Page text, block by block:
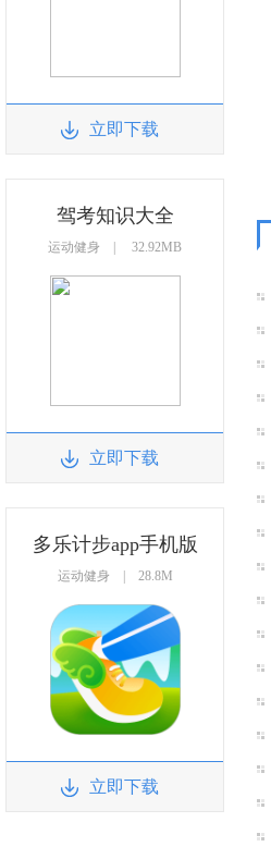
立即下载
驾考知识大全
运动健身 | 32.92MB
立即下载
多乐计步app手机版
运动健身 | 28.8M
立即下载